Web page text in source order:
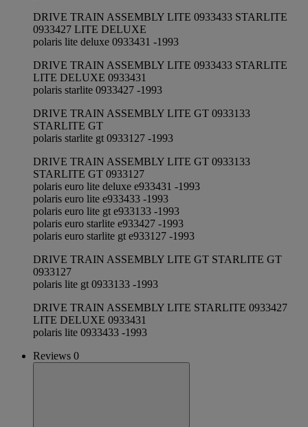
DRIVE TRAIN ASSEMBLY LITE 0933433 STARLITE
0933427 LITE DELUXE
polaris lite deluxe 0933431 -1993
DRIVE TRAIN ASSEMBLY LITE 0933433 STARLITE
LITE DELUXE 0933431
polaris starlite 0933427 -1993
DRIVE TRAIN ASSEMBLY LITE GT 0933133
STARLITE GT
polaris starlite gt 0933127 -1993
DRIVE TRAIN ASSEMBLY LITE GT 0933133
STARLITE GT 0933127
polaris euro lite deluxe e933431 -1993
polaris euro lite e933433 -1993
polaris euro lite gt e933133 -1993
polaris euro starlite e933427 -1993
polaris euro starlite gt e933127 -1993
DRIVE TRAIN ASSEMBLY LITE GT STARLITE GT
0933127
polaris lite gt 0933133 -1993
DRIVE TRAIN ASSEMBLY LITE STARLITE 0933427
LITE DELUXE 0933431
polaris lite 0933433 -1993
Reviews 0